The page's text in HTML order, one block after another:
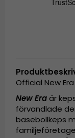
Official New
New Eraär
förvandlade
basebollkeps